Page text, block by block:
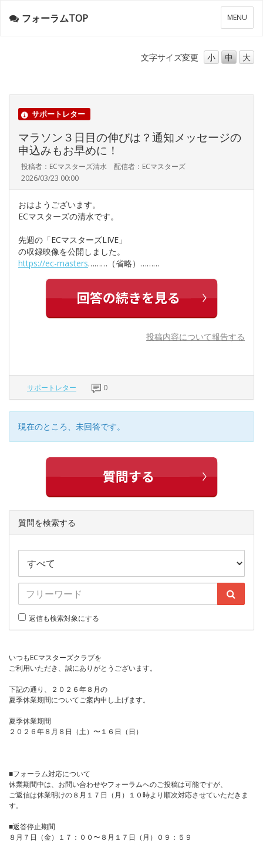
メ
ニ
ー
MENU
フォーラムTOP
文字サイズ変更 小 中 大
サポートレター
マラソン３日目の伸びは？通知メッセージの
申込みもお早めに！
投稿者：ECマスターズ清水 配信者：ECマスターズ
2026/03/23 00:00
おはようございます。
ECマスターズの清水です。
先週の「ECマスターズLIVE」
の収録映像を公開しました。
https://ec-masters………（省略）………
投稿内容について報告する
サポートレター 0
現在のところ、未回答です。
質問を検索する
返信も検索対象にする
いつもECマスターズクラブを
ご利用いただき、誠にありがとうございます。
下記の通り、２０２６年８月の
夏季休業期間についてご案内申し上げます。
夏季休業期間
２０２６年８月８日（土）〜１６日（日）
■フォーラム対応について
休業期間中は、お問い合わせやフォーラムへのご投稿は可能ですが、
ご返信は休業明けの８月１７日（月）１０時より順次対応させていただきま
す。
■返答停止期間
８月７日（金）１７：００〜８月１７日（月）０９：５９